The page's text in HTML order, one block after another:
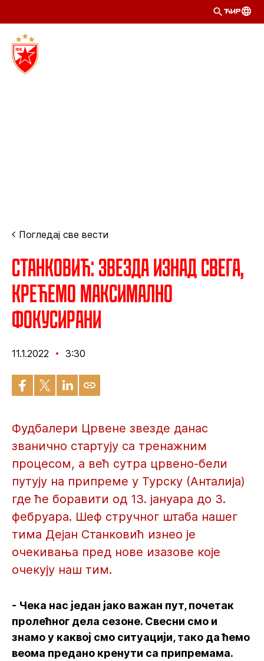
ЋИР
Погледај све вести
Станковић: Звезда изнад свега,
крећемо максимално
фокусирани
11.1.2022 3:30
Фудбалери Црвене звезде данас
званично стартују са тренажним
процесом, а већ сутра црвено-бели
путују на припреме у Турску (Анталија)
где ће боравити од 13. јануара до 3.
фебруара. Шеф стручног штаба нашег
тима Дејан Станковић изнео је
очекивања пред нове изазове које
очекују наш тим.
- Чека нас један јако важан пут, почетак
пролећног дела сезоне. Свесни смо и
знамо у каквој смо ситуацији, тако да ћемо
веома предано кренути са припремама.